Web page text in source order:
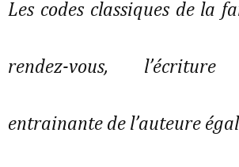
Les codes classiques de la
rendez-vous,
entrainante de l’auteure